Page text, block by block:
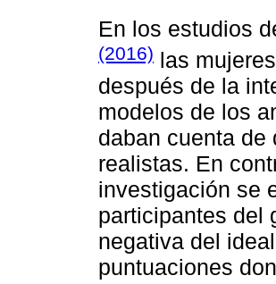
En los estudios
(2016) las
después de la
modelos de los
daban cuenta de
realistas. En
investigación se
participantes del
negativa del
puntuaciones